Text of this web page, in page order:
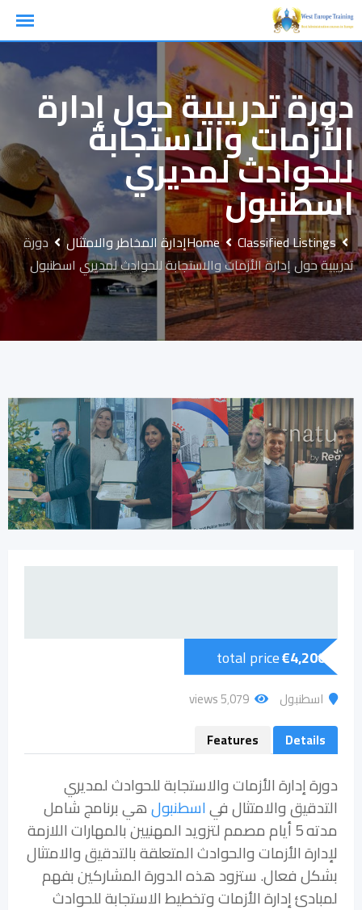
Skip
to
content
دورة تدريبية حول إدارة
الأزمات والاستجابة
للحوادث لمديري
اسطنبول
Home Classified Listings إدارة المخاطر والامتثال
دورة
تدريبية حول إدارة الأزمات والاستجابة للحوادث لمديري اسطنبول
€4,200
total price
اسطنبول
5٬079 views
Details
Features
دورة إدارة الأزمات والاستجابة للحوادث لمديري
التدقيق والامتثال فياسطنبولهي برنامج شامل
مدته 5 أيام مصمم لتزويد المهنيين بالمهارات اللازمة
لإدارة الأزمات والحوادث المتعلقة بالتدقيق والامتثال
بشكل فعال. ستزود هذه الدورة المشاركين بفهم
لمبادئ إدارة الأزمات وتخطيط الاستجابة للحوادث